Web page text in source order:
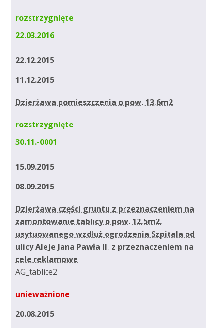
rozstrzygnięte
22.03.2016
22.12.2015
11.12.2015
Dzierżawa pomieszczenia o pow. 13,6m2
rozstrzygnięte
30.11.-0001
15.09.2015
08.09.2015
Dzierżawa części gruntu z przeznaczeniem na
zamontowanie tablicy o pow. 12,5m2,
usytuowanego wzdłuż ogrodzenia Szpitala od
ulicy Aleje Jana Pawła II, z przeznaczeniem na
cele reklamowe
AG_tablice2
unieważnione
20.08.2015